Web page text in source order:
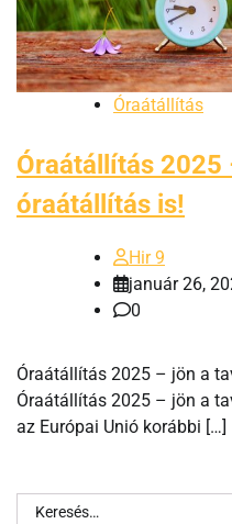
Óraátállítás
Óraátállítás 2025
óraátállítás is!
Hir 9
január 26,
0
Óraátállítás 2025 – jön a
Óraátállítás 2025 – jön a
az Európai Unió korábbi […]
Keresés: